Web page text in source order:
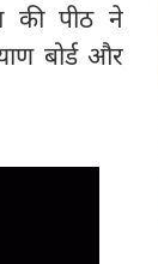
की पीठ ने
बोर्ड और